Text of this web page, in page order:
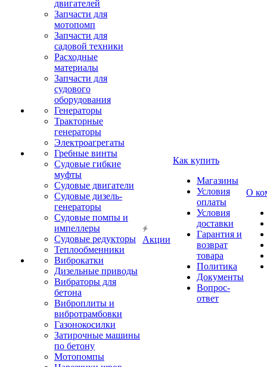
двигателей
Запчасти для
мотопомп
Запчасти для
садовой техники
Расходные
материалы
Запчасти для
судового
оборудования
Генераторы
Тракторные
генераторы
Электроагрегаты
Гребные винты
Судовые гибкие
муфты
Судовые двигатели
Судовые дизель-
генераторы
Судовые помпы и
импеллеры
Судовые редукторы
Теплообменники
Виброкатки
Дизельные приводы
Вибраторы для
бетона
Виброплиты и
вибротрамбовки
Газонокосилки
Затирочные машины
по бетону
Мотопомпы
Акции
Как купить
Магазины
Условия
оплаты
Условия
доставки
Гарантия и
возврат
товара
Политика
Документы
Вопрос-
ответ
О